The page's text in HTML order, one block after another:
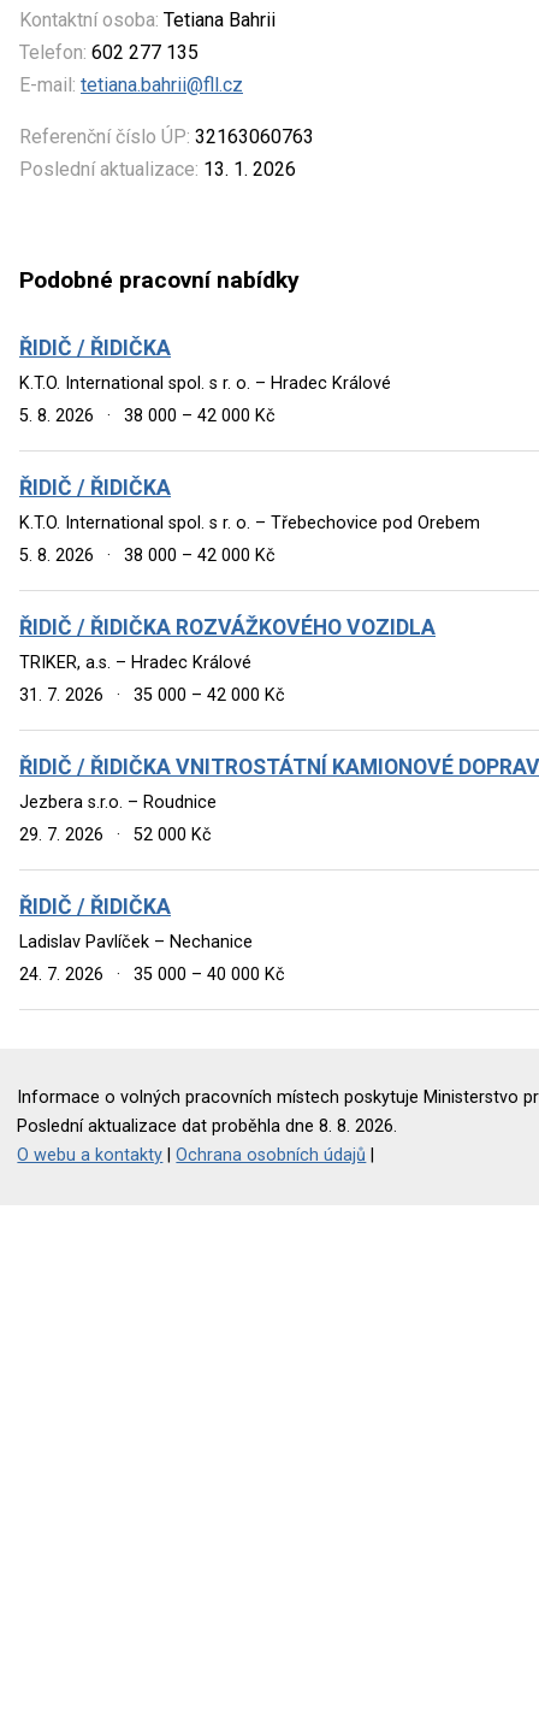
Kontaktní osoba: Tetiana Bahrii
Telefon: 602 277 135
E-mail: tetiana.bahrii@fll.cz
Referenční číslo ÚP: 32163060763
Poslední aktualizace: 13. 1. 2026
Podobné pracovní nabídky
ŘIDIČ / ŘIDIČKA
K.T.O. International spol. s r. o. – Hradec Králové
5. 8. 2026
· 38 000 – 42 000 Kč
ŘIDIČ / ŘIDIČKA
K.T.O. International spol. s r. o. – Třebechovice pod Orebem
5. 8. 2026
· 38 000 – 42 000 Kč
ŘIDIČ / ŘIDIČKA ROZVÁŽKOVÉHO VOZIDLA
TRIKER, a.s. – Hradec Králové
31. 7. 2026
· 35 000 – 42 000 Kč
ŘIDIČ / ŘIDIČKA VNITROSTÁTNÍ KAMIONOVÉ
Jezbera s.r.o. – Roudnice
29. 7. 2026
· 52 000 Kč
ŘIDIČ / ŘIDIČKA
Ladislav Pavlíček – Nechanice
24. 7. 2026
· 35 000 – 40 000 Kč
Informace o volných pracovních místech poskytuje Ministerstvo
Poslední aktualizace dat proběhla dne 8. 8. 2026.
O webu a kontakty |Ochrana osobních údajů